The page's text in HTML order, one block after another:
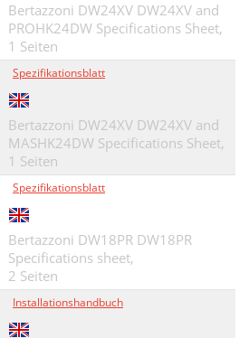
Bertazzoni DW24XV DW24XV and
PROHK24DW Specifications Sheet,
1 Seiten
Spezifikationsblatt
Bertazzoni DW24XV DW24XV and
MASHK24DW Specifications Sheet,
1 Seiten
Spezifikationsblatt
Bertazzoni DW18PR DW18PR
Specifications sheet,
2 Seiten
Installationshandbuch